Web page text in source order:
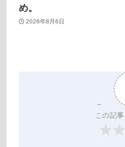
め。
2026年8月6日
この記